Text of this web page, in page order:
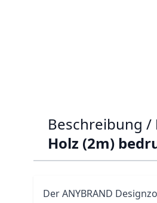
Beschreibung /
Holz (2m)
Der ANYBRAND